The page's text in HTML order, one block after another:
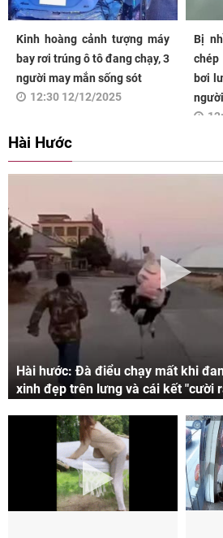
Kinh hoàng cảnh tượng máy
bay rơi trúng ô tô đang chạy, 3
người may mắn sống sót
12:30 12/12/2025
Bị
chép
bơi
Hài Hước
Hài hước: Đà điểu chạy mất khi
xinh đẹp trên lưng và cái kết "cười